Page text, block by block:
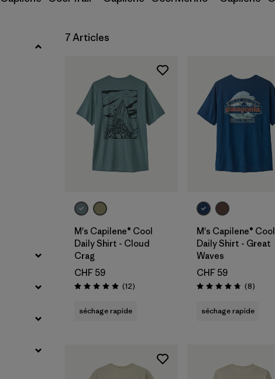
Filtrer par
Famille de produits
Filtrer par
Caractéristiques
7 Articles
M's Capilene® Cool
Daily Shirt - Cloud
Crag
CHF 59
Évaluation: 4.9 / 5
(12Avis
)
séchage rapide
M's Capilene® Cool
Daily Shirt - Great
Waves
CHF 59
Évaluation: 4.8 / 5
(8Avis
)
séchage rapide